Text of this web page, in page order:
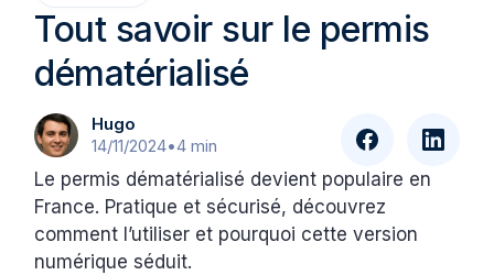
Tout savoir sur le permis
dématérialisé
Hugo
14/11/2024•4 min
Le permis dématérialisé devient populaire en
France. Pratique et sécurisé, découvrez
comment l’utiliser et pourquoi cette version
numérique séduit.